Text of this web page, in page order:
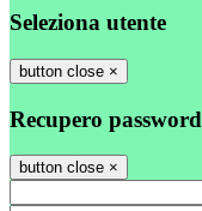
Seleziona utente
button close ×
Recupero password
button close ×